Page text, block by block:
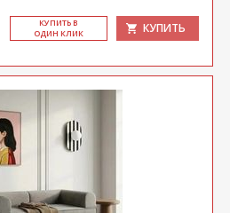
КУ­ПИТЬ В
ОДИН КЛИК
КУПИТЬ